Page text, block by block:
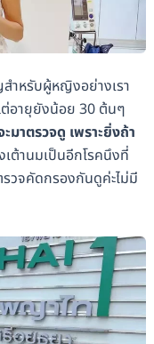
ำหรับผู้หญิงอย่างเรา
อายุยังน้อย 30 ต้นๆ
าตรวจดู เพราะยิ่งถ้า
เต้านมเป็นอีกโรคนึงที่
รวจคัดกรองกันดูค่ะไม่มี